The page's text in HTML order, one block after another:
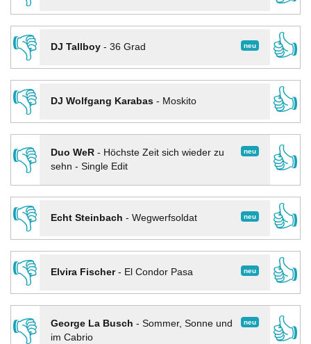
👎
neu
DJ Tallboy- 36 Grad
👍
👎
DJ Wolfgang Karabas- Moskito
👍
👎
neu
Duo WeR- Höchste Zeit sich wieder zu
sehn - Single Edit
👍
👎
neu
Echt Steinbach - Wegwerfsoldat
👍
👎
neu
Elvira Fischer- El Condor Pasa
👍
👎
neu
George La Busch - Sommer, Sonne und
im Cabrio
👍